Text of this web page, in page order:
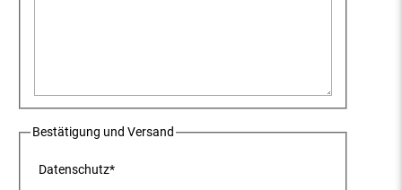
Bestätigung und Versand
Datenschutz*